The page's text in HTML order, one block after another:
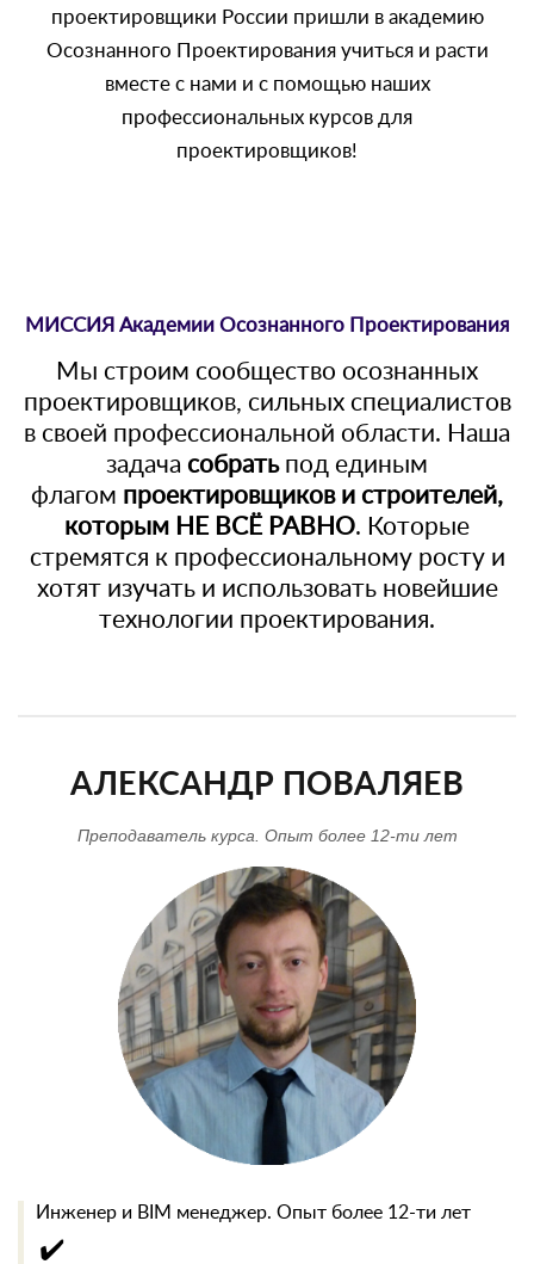
проектировщики России пришли в академию
Осознанного Проектирования учиться и расти
вместе с нами и с помощью наших
профессиональных курсов для
проектировщиков!
МИССИЯ Академии Осознанного Проектирования
Мы строим сообщество осознанных
проектировщиков, сильных специалистов
в своей профессиональной области. Наша
задача собратьпод единым
флагом проектировщиков и строителей,
которым НЕ ВСЁ РАВНО. Которые
стремятся к профессиональному росту и
хотят изучать и использовать новейшие
технологии проектирования.
АЛЕКСАНДР ПОВАЛЯЕВ
Преподаватель курса. Опыт более 12-ти лет
Инженер и BIM менеджер. Опыт более 12-ти лет
✔️